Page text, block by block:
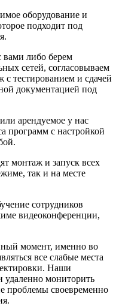
оборудование и
подходит под
вами либо берем
сетей, согласовываем
тестированием и сдачей
документацией под
арендуемое у нас
программ с настройкой
монтаж и запуск всех
так и на месте
сотрудников
видеоконференции,
момент, именно во
все слабые места
Наши
удаленно мониторить
проблемы своевременно